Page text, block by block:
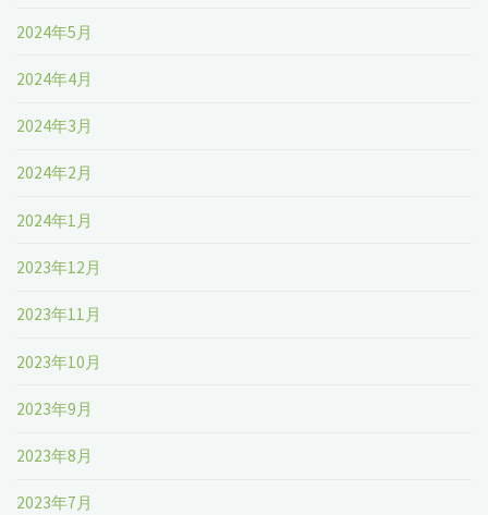
2024年5月
2024年4月
2024年3月
2024年2月
2024年1月
2023年12月
2023年11月
2023年10月
2023年9月
2023年8月
2023年7月